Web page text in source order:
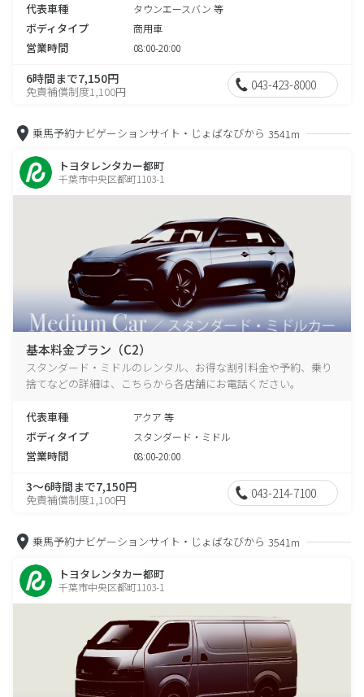
代表車種 タウンエースバン 等
ボディタイプ 商用車
営業時間 08:00-20:00
6時間まで7,150円
免責補償制度1,100円 043-423-8000
乗馬予約ナビゲーションサイト・じょばなびから 3541m
トヨタレンタカー都町
千葉市中央区都町1103-1
基本料金プラン（C2）
スタンダード・ミドルのレンタル、お得な割引料金や予約、乗り
捨てなどの詳細は、こちらから各店舗にお電話ください。
代表車種 アクア 等
ボディタイプ スタンダード・ミドル
営業時間 08:00-20:00
3～6時間まで7,150円
免責補償制度1,100円 043-214-7100
乗馬予約ナビゲーションサイト・じょばなびから 3541m
トヨタレンタカー都町
千葉市中央区都町1103-1